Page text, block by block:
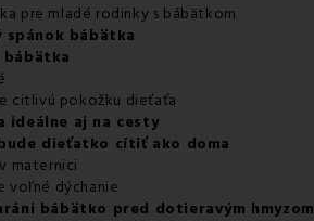
pre mladé rodinky s bábätkom
spánok bábätka
citlivú pokožku dieťaťa
ideálne aj na cesty
dieťatko cítiť ako doma
maternici
voľné dýchanie
bábätko pred dotieravým hmyzom